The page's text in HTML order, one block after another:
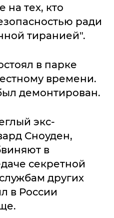
на тех, кто
ради
тиранией".
в парке
времени.
демонтирован.
экс-
Сноуден,
в
секретной
других
в России